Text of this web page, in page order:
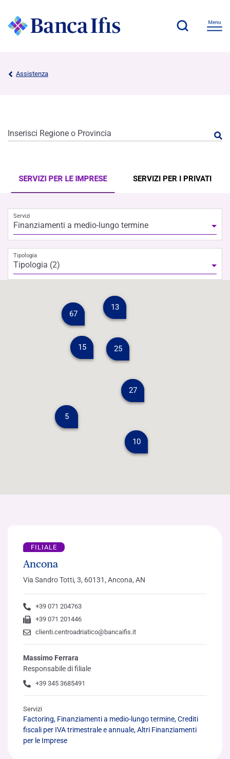
Assistenza
Inserisci Regione o Provincia
SERVIZI PER LE IMPRESE SERVIZI PER I PRIVATI
Servizi
Finanziamenti a medio-lungo termine
Tipologia
Tipologia (2)
25
27
67
5
10
15
13
FILIALE
Ancona
Via Sandro Totti, 3, 60131, Ancona, AN
+39 071 204763
+39 071 201446
clienti.centroadriatico@bancaifis.it
Massimo Ferrara
Responsabile di filiale
+39 345 3685491
Servizi
Factoring, Finanziamenti a medio-lungo termine, Crediti
fiscali per IVA trimestrale e annuale, Altri Finanziamenti
per le Imprese